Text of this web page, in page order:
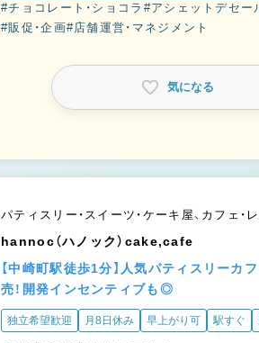
#チョコレート・ショコラ #アシェットデセー
#販促・企画#店舗運営・マネジメント
気になる
パティスリー・スイーツ・ケーキ屋、カフェ・
hannoc（ハノック）cake,cafe
【中崎町駅徒歩1分】人気パティスリーカ
売！開発インセンティブも◎
独立希望歓迎 月8日休み 早上がり可 駅すぐ